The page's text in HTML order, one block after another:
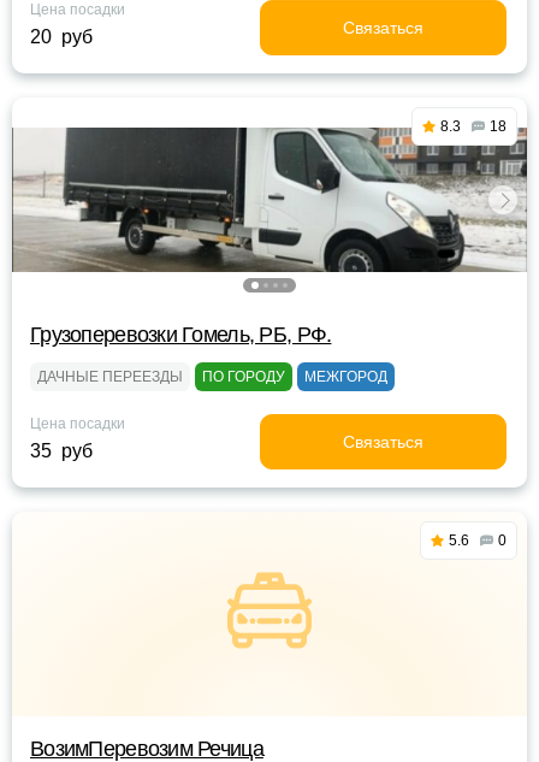
Цена посадки
20 руб Связаться
8.3 18
Грузоперевозки Гомель, РБ, РФ.
ДАЧНЫЕ ПЕРЕЕЗДЫ ПО ГОРОДУ МЕЖГОРОД
Цена посадки
35 руб Связаться
5.6 0
ВозимПеревозим Речица